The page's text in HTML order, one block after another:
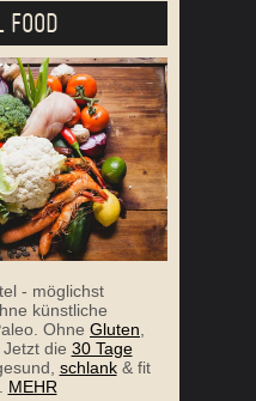
FOOD
- möglichst
künstliche
Ohne Gluten
die 30 Tage
schlank& fit
MEHR